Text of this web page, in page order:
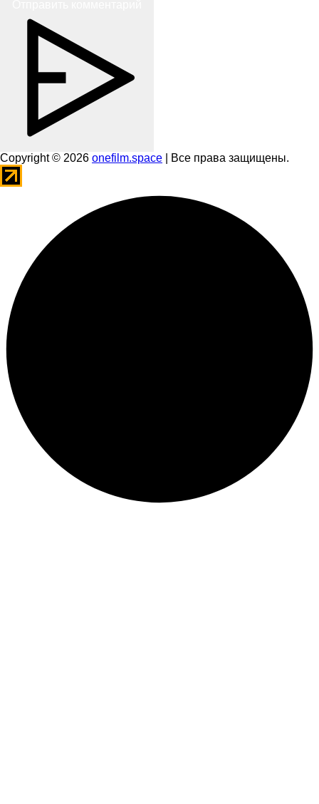
Copyright © 2026 onefilm.space | Все права защищены.